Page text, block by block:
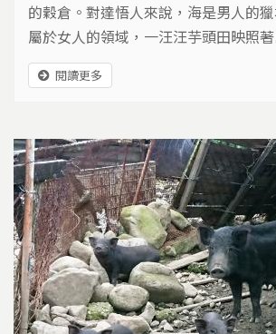
的穀倉。對達悟人來說，海是男人的
屬於女人的領域，一汪汪芋頭田映照
映照著婦女們忙碌的身影。
閱讀更多